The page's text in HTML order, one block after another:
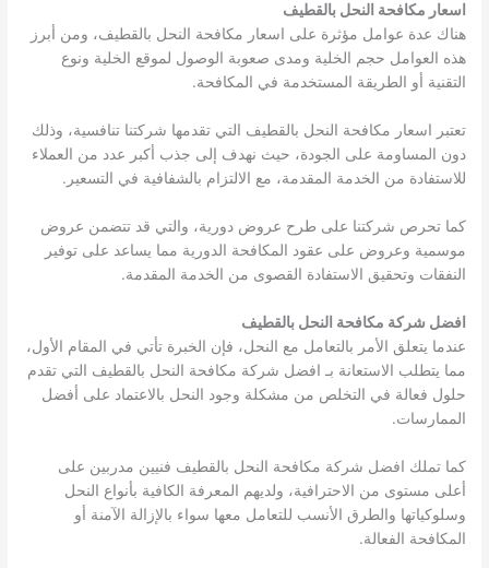
اسعار مكافحة النحل بالقطيف
هناك عدة عوامل مؤثرة على اسعار مكافحة النحل بالقطيف، ومن أبرز
هذه العوامل حجم الخلية ومدى صعوبة الوصول لموقع الخلية ونوع
التقنية أو الطريقة المستخدمة في المكافحة.
تعتبر اسعار مكافحة النحل بالقطيف التي تقدمها شركتنا تنافسية، وذلك
دون المساومة على الجودة، حيث نهدف إلى جذب أكبر عدد من العملاء
للاستفادة من الخدمة المقدمة، مع الالتزام بالشفافية في التسعير.
كما تحرص شركتنا على طرح عروض دورية، والتي قد تتضمن عروض
موسمية وعروض على عقود المكافحة الدورية مما يساعد على توفير
النفقات وتحقيق الاستفادة القصوى من الخدمة المقدمة.
افضل شركة مكافحة النحل بالقطيف
عندما يتعلق الأمر بالتعامل مع النحل، فإن الخبرة تأتي في المقام الأول،
مما يتطلب الاستعانة بـ افضل شركة مكافحة النحل بالقطيف التي تقدم
حلول فعالة في التخلص من مشكلة وجود النحل بالاعتماد على أفضل
الممارسات.
كما تملك افضل شركة مكافحة النحل بالقطيف فنيين مدربين على
أعلى مستوى من الاحترافية، ولديهم المعرفة الكافية بأنواع النحل
وسلوكياتها والطرق الأنسب للتعامل معها سواء بالإزالة الآمنة أو
المكافحة الفعالة.